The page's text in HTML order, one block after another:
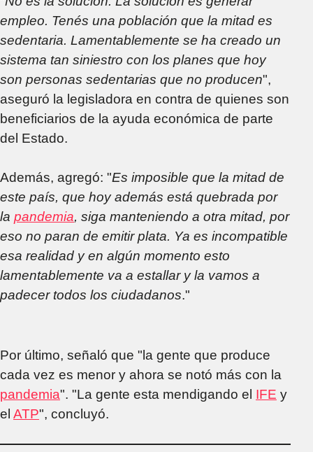
empleo. Tenés una población que la mitad es
sedentaria. Lamentablemente se ha creado un
sistema tan siniestro con los planes que hoy
son personas sedentarias que no producen",
aseguró la legisladora en contra de quienes son
beneficiarios de la ayuda económica de parte
del Estado.
Además, agregó: "Es imposible que la mitad de
este país, que hoy además está quebrada por
la pandemia, siga manteniendo a otra mitad, por
eso no paran de emitir plata. Ya es incompatible
esa realidad y en algún momento esto
lamentablemente va a estallar y la vamos a
padecer todos los ciudadanos."
Por último, señaló que "la gente que produce
cada vez es menor y ahora se notó más con la
pandemia". "La gente esta mendigando el IFE y
el ATP", concluyó.